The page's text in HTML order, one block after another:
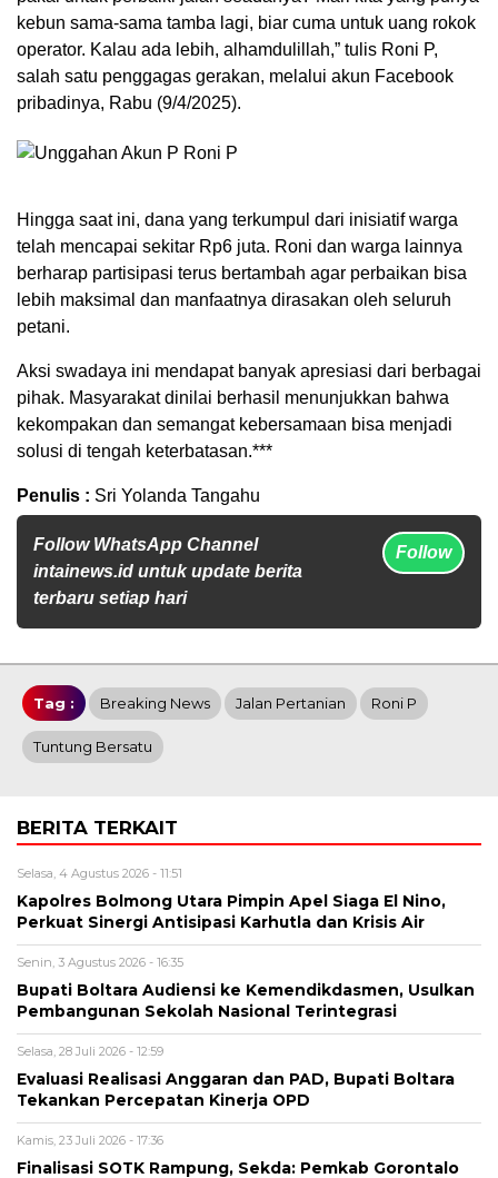
kebun sama-sama tamba lagi, biar cuma untuk uang rokok
operator. Kalau ada lebih, alhamdulillah,” tulis Roni P,
salah satu penggagas gerakan, melalui akun Facebook
pribadinya, Rabu (9/4/2025).
Hingga saat ini, dana yang terkumpul dari inisiatif warga
telah mencapai sekitar Rp6 juta. Roni dan warga lainnya
berharap partisipasi terus bertambah agar perbaikan bisa
lebih maksimal dan manfaatnya dirasakan oleh seluruh
petani.
Aksi swadaya ini mendapat banyak apresiasi dari berbagai
pihak. Masyarakat dinilai berhasil menunjukkan bahwa
kekompakan dan semangat kebersamaan bisa menjadi
solusi di tengah keterbatasan.***
Penulis : Sri Yolanda Tangahu
Follow WhatsApp Channel
intainews.id untuk update berita
terbaru setiap hari
Follow
Tag : Breaking News Jalan Pertanian Roni P
Tuntung Bersatu
BERITA TERKAIT
Selasa, 4 Agustus 2026 - 11:51
Kapolres Bolmong Utara Pimpin Apel Siaga El Nino,
Perkuat Sinergi Antisipasi Karhutla dan Krisis Air
Senin, 3 Agustus 2026 - 16:35
Bupati Boltara Audiensi ke Kemendikdasmen, Usulkan
Pembangunan Sekolah Nasional Terintegrasi
Selasa, 28 Juli 2026 - 12:59
Evaluasi Realisasi Anggaran dan PAD, Bupati Boltara
Tekankan Percepatan Kinerja OPD
Kamis, 23 Juli 2026 - 17:36
Finalisasi SOTK Rampung, Sekda: Pemkab Gorontalo